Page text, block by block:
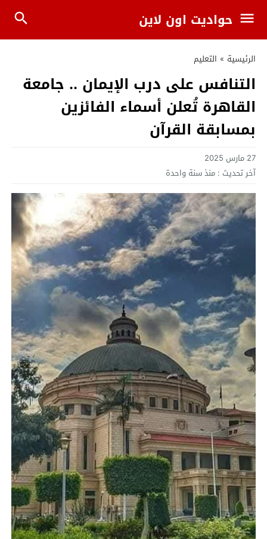
حواديت اون لاين
الرئيسية » التعليم
التنافس على درب الإيمان .. جامعة
القاهرة تُعلن أسماء الفائزين
بمسابقة القرآن
27 مارس 2025
آخر تحديث : منذ سنة واحدة